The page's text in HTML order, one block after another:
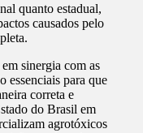
quanto estadual,
causados pelo
sinergia com as
essenciais para que
correta e
do Brasil em
agrotóxicos